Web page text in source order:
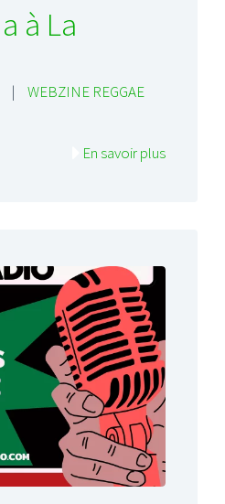
à La
| WEBZINE REGGAE
En savoir plus